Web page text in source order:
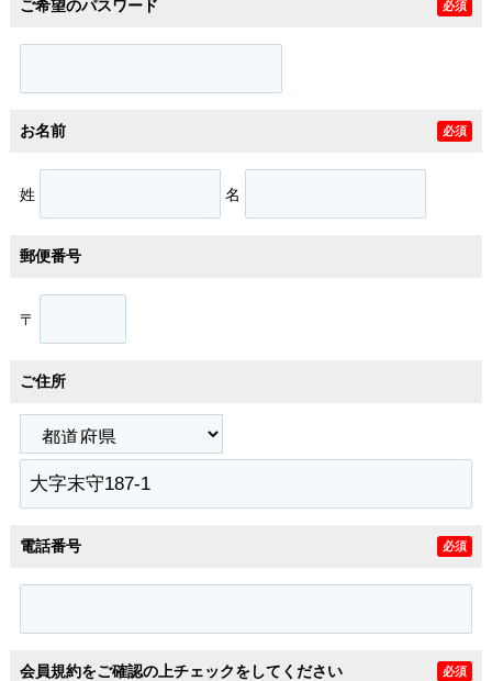
ご希望のパスワード 必須
お名前 必須
姓 名
郵便番号
〒
ご住所
電話番号 必須
会員規約をご確認の上チェックをしてください 必須